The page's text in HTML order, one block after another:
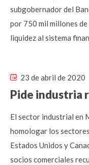
subgobernador del
por 750 mil millones
liquidez al sistema
23 de abril de 2020
Pide industria
El sector industrial en
homologar los
Estados Unidos y
socios comerciales